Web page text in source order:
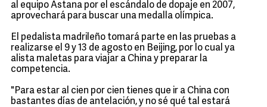
al equipo Astana por el escándalo de dopaje en 2007,
aprovechará para buscar una medalla olímpica.
El pedalista madrileño tomará parte en las pruebas a
realizarse el 9 y 13 de agosto en Beijing, por lo cual ya
alista maletas para viajar a China y preparar la
competencia.
"Para estar al cien por cien tienes que ir a China con
bastantes días de antelación, y no sé qué tal estará